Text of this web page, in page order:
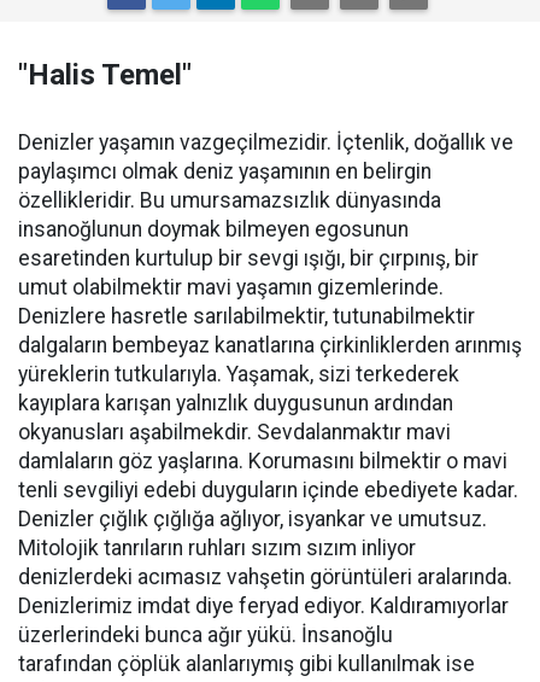
"Halis Temel"
Denizler yaşamın vazgeçilmezidir. İçtenlik, doğallık ve
paylaşımcı olmak deniz yaşamının en belirgin
özellikleridir. Bu umursamazsızlık dünyasında
insanoğlunun doymak bilmeyen egosunun
esaretinden kurtulup bir sevgi ışığı, bir çırpınış, bir
umut olabilmektir mavi yaşamın gizemlerinde.
Denizlere hasretle sarılabilmektir, tutunabilmektir
dalgaların bembeyaz kanatlarına çirkinliklerden arınmış
yüreklerin tutkularıyla. Yaşamak, sizi terkederek
kayıplara karışan yalnızlık duygusunun ardından
okyanusları aşabilmekdir. Sevdalanmaktır mavi
damlaların göz yaşlarına. Korumasını bilmektir o mavi
tenli sevgiliyi edebi duyguların içinde ebediyete kadar.
Denizler çığlık çığlığa ağlıyor, isyankar ve umutsuz.
Mitolojik tanrıların ruhları sızım sızım inliyor
denizlerdeki acımasız vahşetin görüntüleri aralarında.
Denizlerimiz imdat diye feryad ediyor. Kaldıramıyorlar
üzerlerindeki bunca ağır yükü. İnsanoğlu
tarafından çöplük alanlarıymış gibi kullanılmak ise